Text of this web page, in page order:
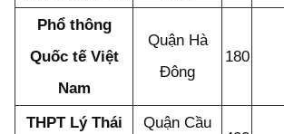
Phổ thông
Quốc tế Việt
Nam
Quận Hà
Đông
180
THPT Lý Thái
Quận Cầu